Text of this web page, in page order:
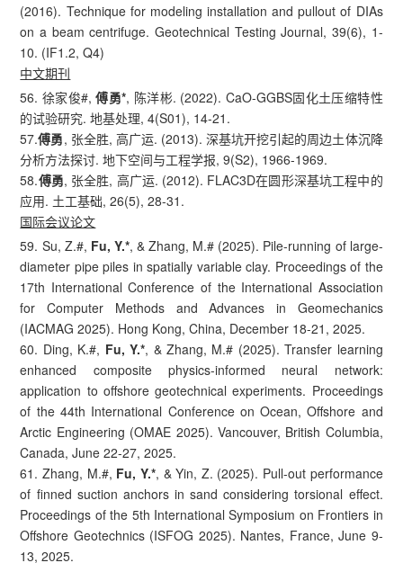
(2016). Technique for modeling installation and pullout of DIAs
on a beam centrifuge. Geotechnical Testing Journal, 39(6), 1-
10. (IF1.2, Q4)
中文期刊
56. 徐家俊#,傅勇*, 陈洋彬. (2022). CaO-GGBS固化土压缩特性
的试验研究. 地基处理, 4(S01), 14-21.
57.傅勇, 张全胜, 高广运. (2013). 深基坑开挖引起的周边土体沉降
分析方法探讨. 地下空间与工程学报, 9(S2), 1966-1969.
58.傅勇, 张全胜, 高广运. (2012). FLAC3D在圆形深基坑工程中的
应用. 土工基础, 26(5), 28-31.
国际会议论文
59. Su, Z.#, Fu, Y.*, & Zhang, M.# (2025). Pile-running of large-
diameter pipe piles in spatially variable clay. Proceedings of the
17th International Conference of the International Association
for Computer Methods and Advances in Geomechanics
(IACMAG 2025). Hong Kong, China, December 18-21, 2025.
60. Ding, K.#, Fu, Y.*, & Zhang, M.# (2025). Transfer learning
enhanced composite physics-informed neural network:
application to offshore geotechnical experiments. Proceedings
of the 44th International Conference on Ocean, Offshore and
Arctic Engineering (OMAE 2025). Vancouver, British Columbia,
Canada, June 22-27, 2025.
61. Zhang, M.#, Fu, Y.*, & Yin, Z. (2025). Pull-out performance
of finned suction anchors in sand considering torsional effect.
Proceedings of the 5th International Symposium on Frontiers in
Offshore Geotechnics (ISFOG 2025). Nantes, France, June 9-
13, 2025.